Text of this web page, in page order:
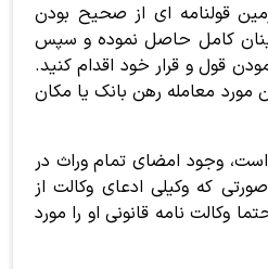
قولنامه ای از صحیح بودن
کامل حاصل نموده و سپس
قول و قرار خود اقدام کنید.
مورد معامله رهن بانک یا مکان
وجود امضای تمام وراث در
که وکیلی ادعای وکالت از
وکالت نامه قانونی او را مورد